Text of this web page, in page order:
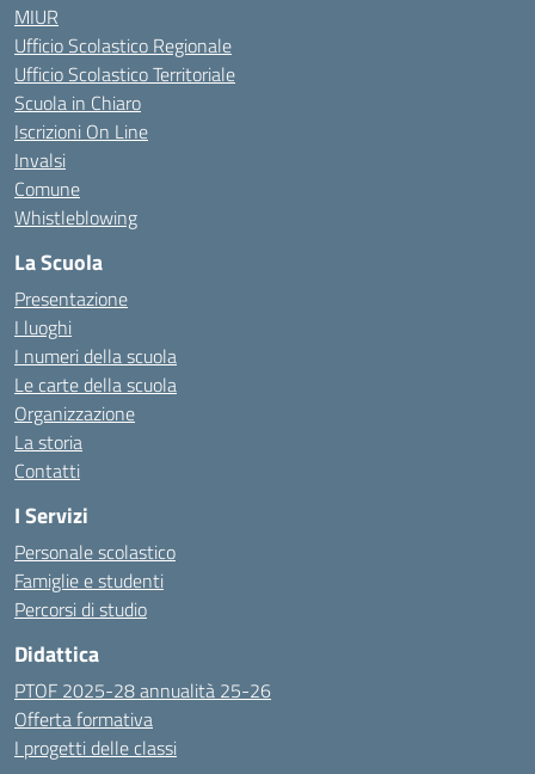
MIUR
Ufficio Scolastico Regionale
Ufficio Scolastico Territoriale
Scuola in Chiaro
Iscrizioni On Line
Invalsi
Comune
Whistleblowing
La Scuola
Presentazione
I luoghi
I numeri della scuola
Le carte della scuola
Organizzazione
La storia
Contatti
I Servizi
Personale scolastico
Famiglie e studenti
Percorsi di studio
Didattica
PTOF 2025-28 annualità 25-26
Offerta formativa
I progetti delle classi